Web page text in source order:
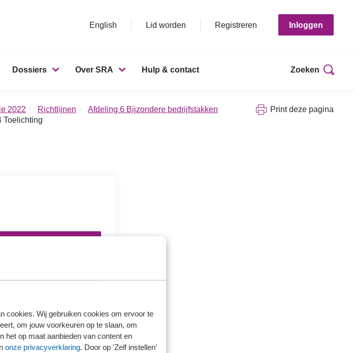
cookies. Wij gebruiken cookies om ervoor te
om jouw voorkeuren op te slaan, om
het op maat aanbieden van content en
onze privacyverklaring. Door op ’Zelf instellen’
English Lid worden Registreren Inloggen
Dossiers Over SRA Hulp & contact Zoeken
2022 Richtlijnen
Afdeling 6 Bijzondere bedrijfstakken
Toelichting
Print deze pagina
is.
geen lid van SRA